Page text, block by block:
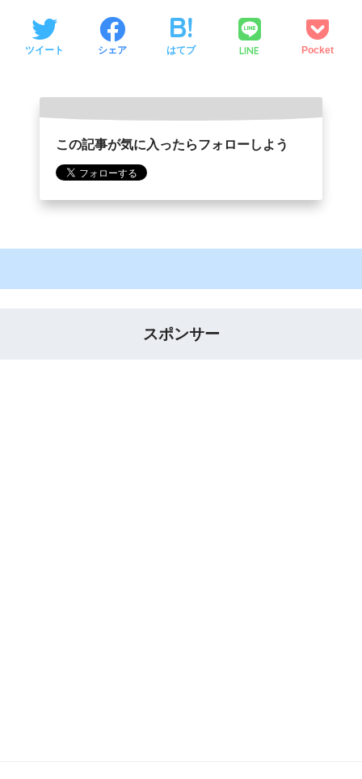
ツイート シェア はてブ LINE Pocket
この記事が気に入ったらフォローしよう
スポンサー